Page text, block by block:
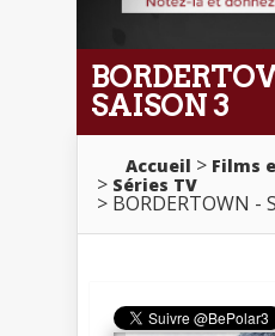
SAISON 3
Accueil
Films
Séries TV
BORDERTOWN -